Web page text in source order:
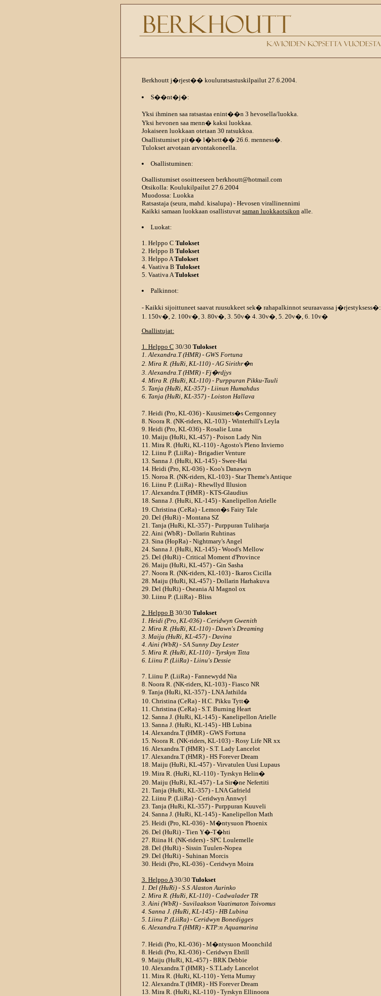
Berkhoutt j�rjest�� kouluratsastuskilpailut 27.6.2004.
S��nt�j�:
Yksi ihminen saa ratsastaa enint��n 3 hevosella/luokka.
Yksi hevonen saa menn� kaksi luokkaa.
Jokaiseen luokkaan otetaan 30 ratsukkoa.
Osallistumiset pit�� l�hett�� 26.6. menness�.
Tulokset arvotaan arvontakoneella.
Osallistuminen:
Osallistumiset osoitteeseen berkhoutt@hotmail.com
Otsikolla: Koulukilpailut 27.6.2004
Muodossa: Luokka
Ratsastaja (seura, mahd. kisalupa) - Hevosen virallinennimi
Kaikki samaan luokkaan osallistuvat saman luokkaotsikonalle.
Luokat:
1. Helppo C Tulokset
2. Helppo B Tulokset
3. Helppo ATulokset
4. Vaativa B Tulokset
5. Vaativa ATulokset
Palkinnot:
- Kaikki sijoittuneet saavat ruusukkeet sek� rahapalkinnot seuraavassa j�rjestyksess�:
1. 150v�, 2. 100v�, 3. 80v�, 3. 50v� 4. 30v�, 5. 20v�, 6. 10v�
Osallistujat:
1. Helppo C 30/30 Tulokset
1. Alexandra.T (HMR) - GWS Fortuna
2. Mira R. (HuRi, KL-110) - AG Sirithr�n
3. Alexandra.T (HMR) - Fj�rdjys
4. Mira R. (HuRi, KL-110) - Purppuran Pikku-Tuuli
5. Tanja (HuRi, KL-357) - Liinun Humahdus
6. Tanja (HuRi, KL-357) - Loiston Hallava
7. Heidi (Pro, KL-036) - Kuusimets�s Cerrgonney
8. Noora R. (NK-riders, KL-103) - Winterhill's Leyla
9. Heidi (Pro, KL-036) - Rosalie Luna
10. Maiju (HuRi, KL-457) - Poison Lady Nin
11. Mira R. (HuRi, KL-110) - Agosto's Pleno Invierno
12. Liinu P. (LiiRa) - Brigadier Venture
13. Sanna J. (HuRi, KL-145) - Swee-Hai
14. Heidi (Pro, KL-036) - Koo's Danawyn
15. Noroa R. (NK-riders, KL-103) - Star Theme's Antique
16. Liinu P. (LiiRa) - Rhewllyd Illusion
17. Alexandra.T (HMR) - KTS-Glaudius
18. Sanna J. (HuRi, KL-145) - Kanelipellon Arielle
19. Christina (CeRa) - Lemon�s Fairy Tale
20. Del (HuRi) - Montana SZ
21. Tanja (HuRi, KL-357) - Purppuran Tuliharja
22. Aini (WbR) - Dollarin Ruhtinas
23. Sina (HopRa) - Nightmary's Angel
24. Sanna J. (HuRi, KL-145) - Wood's Mellow
25. Del (HuRi) - Critical Moment d'Province
26. Maiju (HuRi, KL-457) - Gin Sasha
27. Noora R. (NK-riders, KL-103) - Ikaros Cicilla
28. Maiju (HuRi, KL-457) - Dollarin Harhakuva
29. Del (HuRi) - Oseania Al Magnol ox
30. Liinu P. (LiiRa) - Bliss
2. Helppo B 30/30 Tulokset
1. Heidi (Pro, KL-036) - Ceridwyn Gwenith
2. Mira R. (HuRi, KL-110) - Dawn's Dreaming
3. Maiju (HuRi, KL-457) - Davina
4. Aini (WbR) - SA Sunny Day Lester
5. Mira R. (HuRi, KL-110) - Tyrskyn Titta
6. Liinu P. (LiiRa) - Liinu's Dessie
7. Liinu P. (LiiRa) - Fannewydd Nia
8. Noora R. (NK-riders, KL-103) - Fiasco NR
9. Tanja (HuRi, KL-357) - LNA Jathilda
10. Christina (CeRa) - H.C. Pikku Tytt�
11. Christina (CeRa) - S.T. Burning Heart
12. Sanna J. (HuRi, KL-145) - Kanelipellon Arielle
13. Sanna J. (HuRi, KL-145) - HB Lubina
14. Alexandra.T (HMR) - GWS Fortuna
15. Noora R. (NK-riders, KL-103) - Rosy Life NR xx
16. Alexandra.T (HMR) - S.T. Lady Lancelot
17. Alexandra.T (HMR) - HS Forever Dream
18. Maiju (HuRi, KL-457) - Virvatulen Uusi Lupaus
19. Mira R. (HuRi, KL-110) - Tyrskyn Helin�
20. Maiju (HuRi, KL-457) - La Sir�ne Nefertiti
21. Tanja (HuRi, KL-357) - LNA Gafrield
22. Liinu P. (LiiRa) - Ceridwyn Annwyl
23. Tanja (HuRi, KL-357) - Purppuran Kuuveli
24. Sanna J. (HuRi, KL-145) - Kanelipellon Math
25. Heidi (Pro, KL-036) - M�ntysuon Phoenix
26. Del (HuRi) - Tien Y�-T�hti
27. Riina H. (NK-riders) - SPC Loulemelle
28. Del (HuRi) - Sissin Tuulen-Nopea
29. Del (HuRi) - Suhinan Morcis
30. Heidi (Pro, KL-036) - Ceridwyn Moira
3. Helppo A30/30 Tulokset
1. Del (HuRi) - S.S Alaston Aurinko
2. Mira R. (HuRi, KL-110) - Cadwalader TR
3. Aini (WbR) - Suvilaakson Vaatimaton Toivomus
4. Sanna J. (HuRi, KL-145) - HB Lubina
5. Liinu P. (LiiRa) - Ceridwyn Bonedigges
6. Alexandra.T (HMR) - KTP:n Aquamarina
7. Heidi (Pro, KL-036) - M�ntysuon Moonchild
8. Heidi (Pro, KL-036) - Ceridwyn Ebrill
9. Maiju (HuRi, KL-457) - BRK Debbie
10. Alexandra.T (HMR) - S.T.Lady Lancelot
11. Mira R. (HuRi, KL-110) - Yetta Murray
12. Alexandra.T (HMR) - HS Forever Dream
13. Mira R. (HuRi, KL-110) - Tyrskyn Ellinoora